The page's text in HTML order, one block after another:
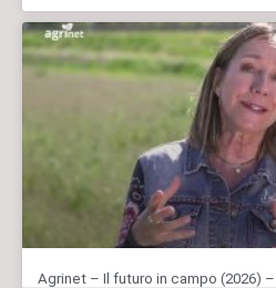
Agrinet – Il futuro in campo (2026)